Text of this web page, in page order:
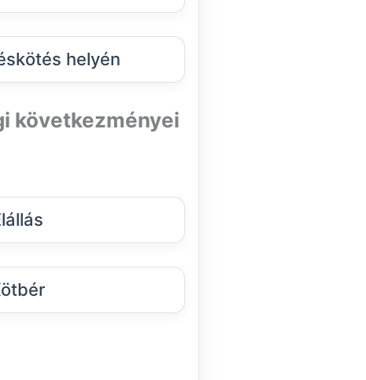
helyén
következményei